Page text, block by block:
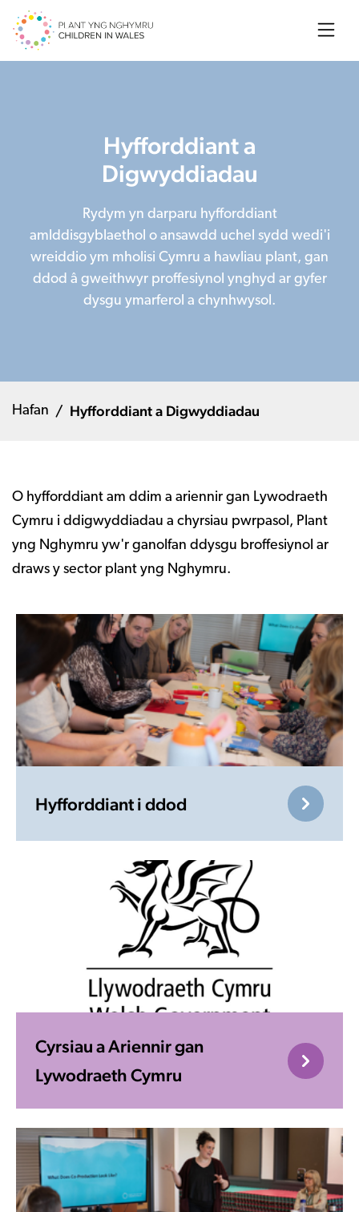
Search
Hyfforddiant a
Digwyddiadau
Rydym yn darparu hyfforddiant
amlddisgyblaethol o ansawdd uchel sydd wedi'i
wreiddio ym mholisi Cymru a hawliau plant, gan
ddod â gweithwyr proffesiynol ynghyd ar gyfer
dysgu ymarferol a chynhwysol.
Hafan Hyfforddiant a Digwyddiadau
O hyfforddiant am ddim a ariennir gan Lywodraeth
Cymru i ddigwyddiadau a chyrsiau pwrpasol, Plant
yng Nghymru yw'r ganolfan ddysgu broffesiynol ar
draws y sector plant yng Nghymru.
Hyfforddiant i ddod
Cyrsiau a Ariennir gan
Lywodraeth Cymru